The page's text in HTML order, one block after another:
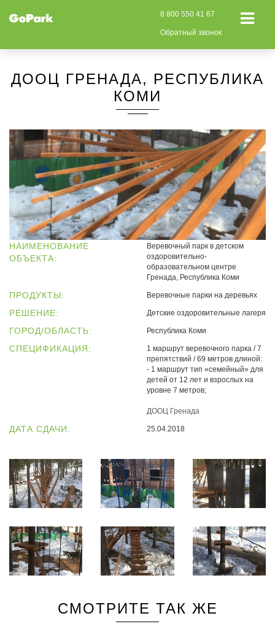
8 800 550 41 67
Обратный звонок
ДООЦ ГРЕНАДА, РЕСПУБЛИКА
КОМИ
НАИМЕНОВАНИЕ
ОБЪЕКТА:
Веревочный парк в детском
оздоровительно-
образовательном центре
Гренада, Республика Коми
ПРОДУКТЫ: Веревочные парки на деревьях
РЕШЕНИЕ: Детские оздоровительные лагеря
ГОРОД/ОБЛАСТЬ: Республика Коми
СПЕЦИФИКАЦИЯ:
1 маршрут веревочного парка / 7
препятствий / 69 метров длиной:
- 1 маршрут тип «семейный» для
детей от 12 лет и взрослых на
уровне 7 метров;
ДООЦ Гренада
ДАТА СДАЧИ: 25.04.2018
СМОТРИТЕ ТАК ЖЕ